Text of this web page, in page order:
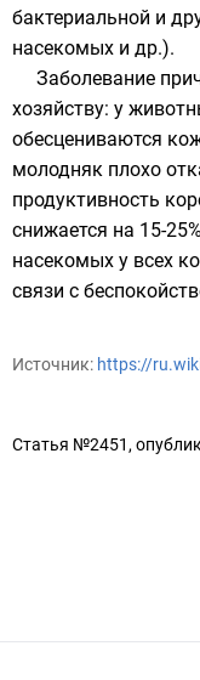
бактериальной и
насекомых и др.).
Заболевание
хозяйству: у
обесцениваются
молодняк плохо
продуктивность
снижается на 15-
насекомых у всех
связи с
Источник: https://
Статья №2451,